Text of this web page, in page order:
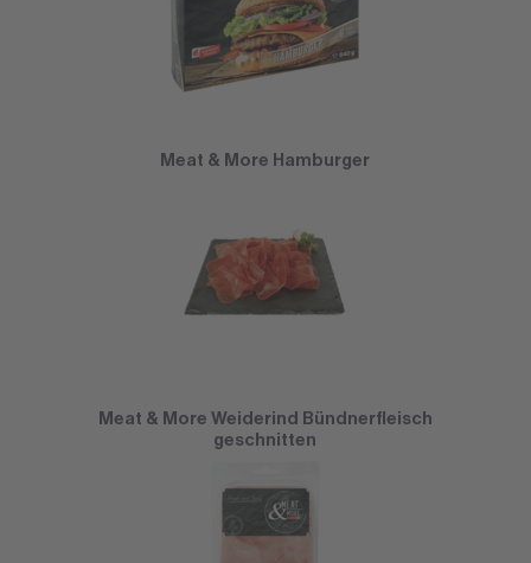
Meat & More Hamburger
Meat & More Weiderind Bündnerfleisch
geschnitten